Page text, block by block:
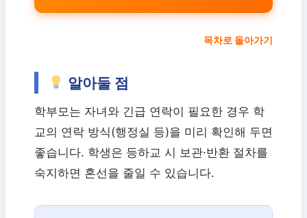
목차로 돌아가기
알아둘 점
학부모는 자녀와 긴급 연락이 필요한 경우 학
교의 연락 방식(행정실 등)을 미리 확인해 두면
좋습니다. 학생은 등하교 시 보관·반환 절차를
숙지하면 혼선을 줄일 수 있습니다.